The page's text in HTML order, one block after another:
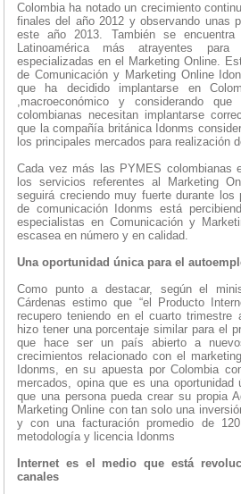
Colombia ha notado un crecimiento
finales del año 2012 y observando unas
este año 2013. También se
Latinoamérica más atrayentes para
especializadas en el Marketing Online.
de Comunicación y Marketing Online
que ha decidido implantarse en
,macroeconómico y considerando
colombianas necesitan implantarse
que la compañía británica Idonms
los principales mercados para realización
Cada vez más las PYMES colombianas
los servicios referentes al Marketing
seguirá creciendo muy fuerte durante los
de comunicación Idonms está
especialistas en Comunicación y
escasea en número y en calidad.
Una oportunidad única para el
Como punto a destacar, según el
Cárdenas estimo que “el Producto
recupero teniendo en el cuarto trimestre
hizo tener una porcentaje similar para el
que hace ser un país abierto a
crecimientos relacionado con el
Idonms, en su apuesta por Colombia
mercados, opina que es una
que una persona pueda crear su propia
Marketing Online con tan solo una
y con una facturación promedio de
metodología y licencia Idonms
Internet es el medio que está
canales